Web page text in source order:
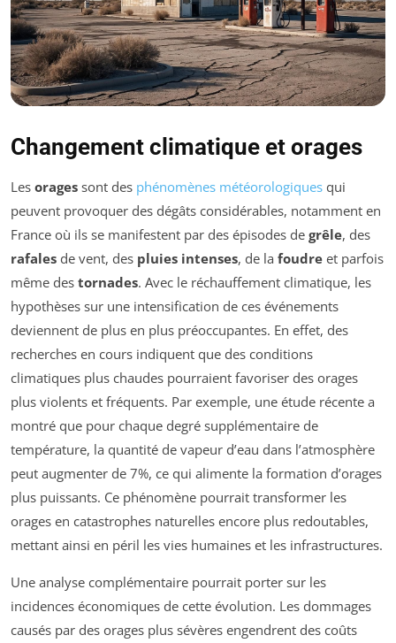
Changement climatique et orages
Les orages sont des phénomènes météorologiques qui
peuvent provoquer des dégâts considérables, notamment en
France où ils se manifestent par des épisodes de grêle, des
rafales de vent, des pluies intenses, de la foudre et parfois
même des tornades. Avec le réchauffement climatique, les
hypothèses sur une intensification de ces événements
deviennent de plus en plus préoccupantes. En effet, des
recherches en cours indiquent que des conditions
climatiques plus chaudes pourraient favoriser des orages
plus violents et fréquents. Par exemple, une étude récente a
montré que pour chaque degré supplémentaire de
température, la quantité de vapeur d’eau dans l’atmosphère
peut augmenter de 7%, ce qui alimente la formation d’orages
plus puissants. Ce phénomène pourrait transformer les
orages en catastrophes naturelles encore plus redoutables,
mettant ainsi en péril les vies humaines et les infrastructures.
Une analyse complémentaire pourrait porter sur les
incidences économiques de cette évolution. Les dommages
causés par des orages plus sévères engendrent des coûts